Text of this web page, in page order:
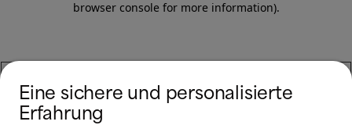
Eine sichere und personalisierte
Erfahrung
browser console for more information).